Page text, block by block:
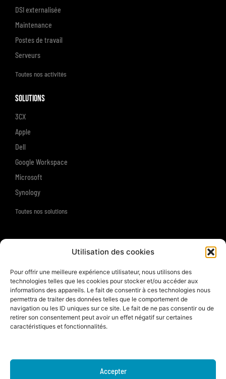
Utilisation des cookies
Pour offrir une meilleure expérience utilisateur, nous utilisons des
technologies telles que les cookies pour stocker et/ou accéder aux
informations des appareils. Le fait de consentir à ces technologies nous
permettra de traiter des données telles que le comportement de
navigation ou les ID uniques sur ce site. Le fait de ne pas consentir ou de
retirer son consentement peut avoir un effet négatif sur certaines
caractéristiques et fonctionnalités.
Accepter
DSI externalisée
Maintenance
Postes de travail
Serveurs
Toutes nos activités
Solutions
3CX
Apple
Dell
Google Workspace
Microsoft
Synology
Toutes nos solutions
À propos
La société
L'équipe
Historique
Nous contacter